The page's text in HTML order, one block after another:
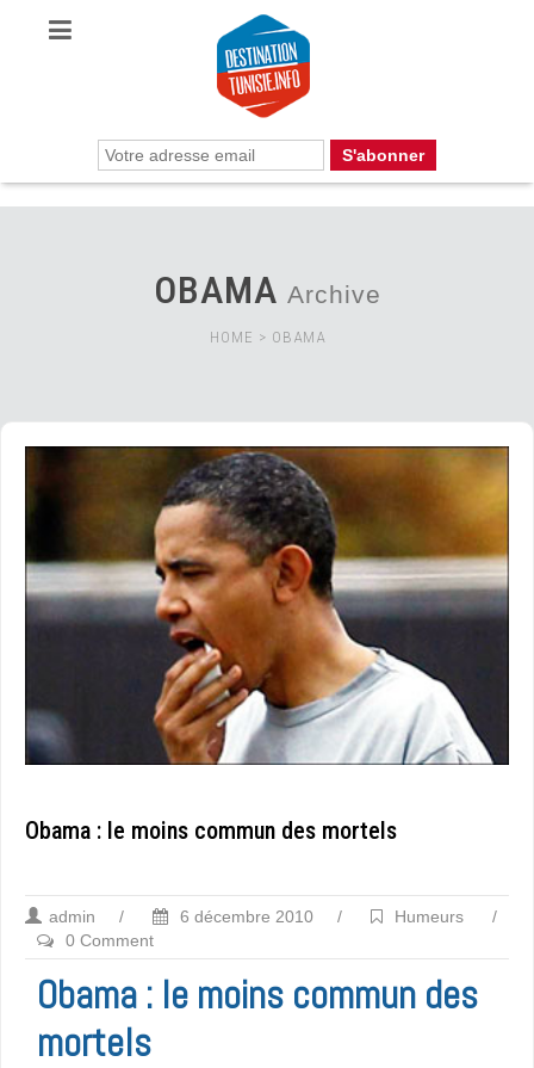
OBAMA Archive
HOME > OBAMA
Obama : le moins commun des mortels
admin / 6 décembre 2010 / Humeurs
/
0 Comment
Obama : le moins commun des
mortels